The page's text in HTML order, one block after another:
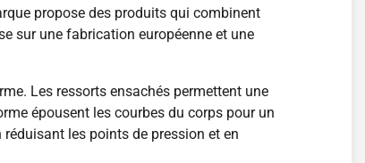
propose des produits qui combinent
sur une fabrication européenne et une
Les ressorts ensachés permettent une
épousent les courbes du corps pour un
les points de pression et en